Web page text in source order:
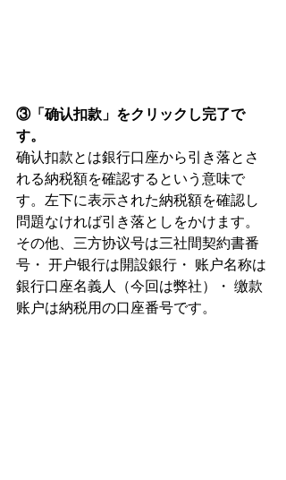
③「确认扣款」をクリックし完了で
す。
确认扣款とは銀行口座から引き落とさ
れる納税額を確認するという意味で
す。左下に表示された納税額を確認し
問題なければ引き落としをかけます。
その他、三方协议号は三社間契約書番
号・ 开户银行は開設銀行・ 账户名称は
銀行口座名義人（今回は弊社）・ 缴款
账户は納税用の口座番号です。